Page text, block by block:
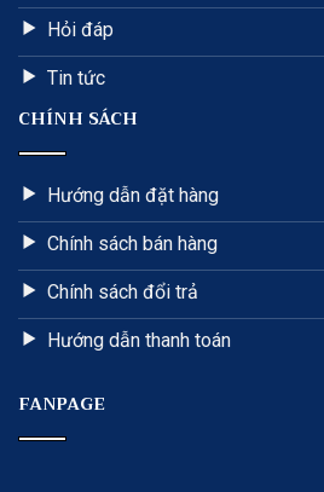
Hỏi đáp
Tin tức
CHÍNH SÁCH
Hướng dẫn đặt hàng
Chính sách bán hàng
Chính sách đổi trả
Hướng dẫn thanh toán
FANPAGE